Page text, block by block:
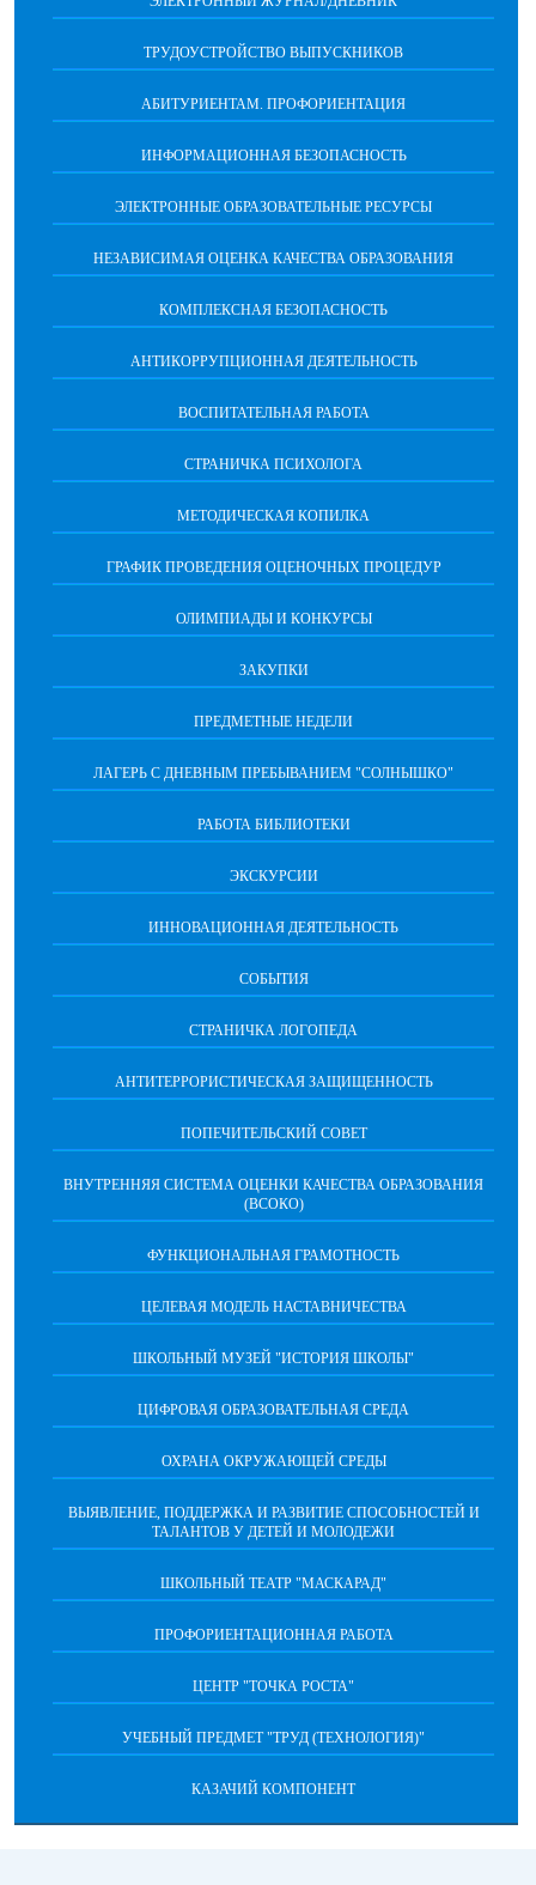
ТРУДОУСТРОЙСТВО ВЫПУСКНИКОВ
АБИТУРИЕНТАМ. ПРОФОРИЕНТАЦИЯ
ИНФОРМАЦИОННАЯ БЕЗОПАСНОСТЬ
ЭЛЕКТРОННЫЕ ОБРАЗОВАТЕЛЬНЫЕ РЕСУРСЫ
НЕЗАВИСИМАЯ ОЦЕНКА КАЧЕСТВА ОБРАЗОВАНИЯ
КОМПЛЕКСНАЯ БЕЗОПАСНОСТЬ
АНТИКОРРУПЦИОННАЯ ДЕЯТЕЛЬНОСТЬ
ВОСПИТАТЕЛЬНАЯ РАБОТА
СТРАНИЧКА ПСИХОЛОГА
МЕТОДИЧЕСКАЯ КОПИЛКА
ГРАФИК ПРОВЕДЕНИЯ ОЦЕНОЧНЫХ ПРОЦЕДУР
ОЛИМПИАДЫ И КОНКУРСЫ
ЗАКУПКИ
ПРЕДМЕТНЫЕ НЕДЕЛИ
ЛАГЕРЬ С ДНЕВНЫМ ПРЕБЫВАНИЕМ "СОЛНЫШКО"
РАБОТА БИБЛИОТЕКИ
ЭКСКУРСИИ
ИННОВАЦИОННАЯ ДЕЯТЕЛЬНОСТЬ
СОБЫТИЯ
СТРАНИЧКА ЛОГОПЕДА
АНТИТЕРРОРИСТИЧЕСКАЯ ЗАЩИЩЕННОСТЬ
ПОПЕЧИТЕЛЬСКИЙ СОВЕТ
ВНУТРЕННЯЯ СИСТЕМА ОЦЕНКИ КАЧЕСТВА ОБРАЗОВАНИЯ
(ВСОКО)
ФУНКЦИОНАЛЬНАЯ ГРАМОТНОСТЬ
ЦЕЛЕВАЯ МОДЕЛЬ НАСТАВНИЧЕСТВА
ШКОЛЬНЫЙ МУЗЕЙ "ИСТОРИЯ ШКОЛЫ"
ЦИФРОВАЯ ОБРАЗОВАТЕЛЬНАЯ СРЕДА
ОХРАНА ОКРУЖАЮЩЕЙ СРЕДЫ
ВЫЯВЛЕНИЕ, ПОДДЕРЖКА И РАЗВИТИЕ СПОСОБНОСТЕЙ И
ТАЛАНТОВ У ДЕТЕЙ И МОЛОДЕЖИ
ШКОЛЬНЫЙ ТЕАТР "МАСКАРАД"
ПРОФОРИЕНТАЦИОННАЯ РАБОТА
ЦЕНТР "ТОЧКА РОСТА"
УЧЕБНЫЙ ПРЕДМЕТ "ТРУД (ТЕХНОЛОГИЯ)"
КАЗАЧИЙ КОМПОНЕНТ